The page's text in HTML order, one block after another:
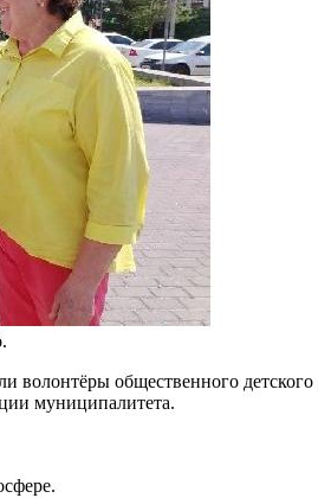
волонтёры общественного
муниципалитета.